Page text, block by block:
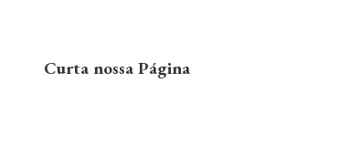
Curta nossa Página